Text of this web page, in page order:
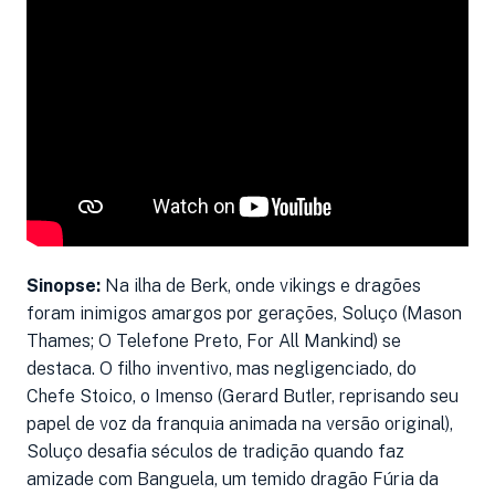
Sinopse: Na ilha de Berk, onde vikings e dragões
foram inimigos amargos por gerações, Soluço (Mason
Thames; O Telefone Preto, For All Mankind) se
destaca. O filho inventivo, mas negligenciado, do
Chefe Stoico, o Imenso (Gerard Butler, reprisando seu
papel de voz da franquia animada na versão original),
Soluço desafia séculos de tradição quando faz
amizade com Banguela, um temido dragão Fúria da